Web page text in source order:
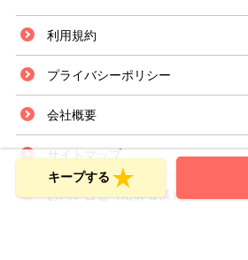
キープする
利用規約
プライバシーポリシー
会社概要
サイトマップ
お問い合せ（応募者様）